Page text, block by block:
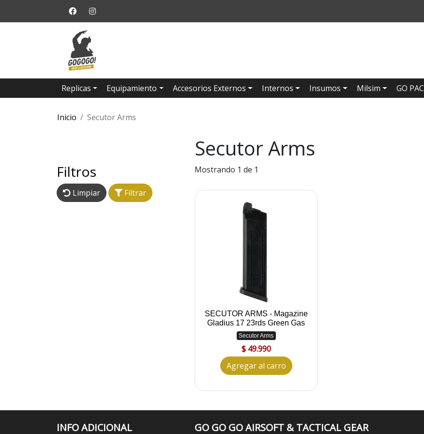
Replicas Equipamiento Accesorios Externos Internos Insumos Milsim GO
Inicio Secutor Arms
Secutor Arms
Filtros
Limpiar Filtrar
Mostrando 1 de 1
SECUTOR ARMS - Magazine
Gladius 17 23rds Green Gas
Secutor Arms
$ 49.990
Agregar al carro
INFO ADICIONAL GO GO GO AIRSOFT & TACTICAL GEAR